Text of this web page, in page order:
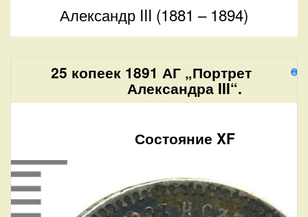
Александр III (1881 – 1894)
25 копеек 1891 АГ „Портрет
Александра III“.
Состояние XF